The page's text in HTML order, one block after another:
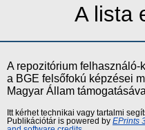
A lista
A repozitórium
a BGE felsőfokú képzései
Magyar Állam
Itt kérhet technikai vagy tartalmi
Publikációtár is powered by EPrints